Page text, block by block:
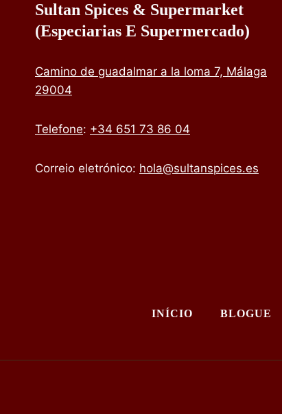
Sultan Spices & Supermarket
(especiarias E Supermercado)
Camino de guadalmar a la loma 7, Málaga
29004
Telefone: +34 651 73 86 04
Correio eletrónico: hola@sultanspices.es
INÍCIO BLOGUE